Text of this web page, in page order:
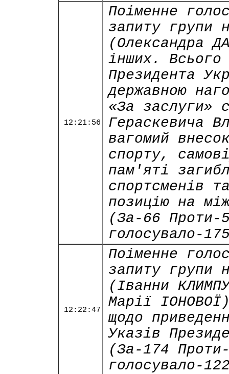
12:21:56
Поіменне
запиту групи
(Олександра
інших.
Президента
державною
«За заслуги»
Гераскевича
вагомий
спорту,
пам'яті
спортсменів
позицію на
(За-66 Проти-
голосувало-
12:22:47
Поіменне
запиту групи
(Іванни
Марії
щодо
Указів
(За-174
голосувало-